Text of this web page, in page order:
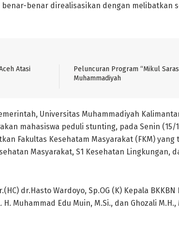
benar-benar direalisasikan dengan melibatkan
Atasi
Peluncuran Program “Mikul
Muhammadiyah
Universitas Muhammadiyah
mahasiswa peduli stunting, pada Senin (15/
Fakultas Kesehatam Masyarakat (FKM)
Masyarakat, S1 Kesehatan Lingkungan,
dr.Hasto Wardoyo, Sp.OG (K) Kepala BKKBN
Muhammad Edu Muin, M.Si., dan Ghozali M.H.,